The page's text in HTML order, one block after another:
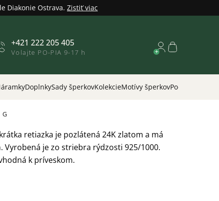
Diakonie Ostrava. Zistiť viac
+421 222 205 405
Volajte PO-PIA 9-17 h
Nákupný
DoplnkySady šperkovKolekcieMotívy šperkovPodľa
retiazka je pozlátená 24K zlatom a má
Vyrobená je zo striebra rýdzosti 925/1000.
k príveskom.